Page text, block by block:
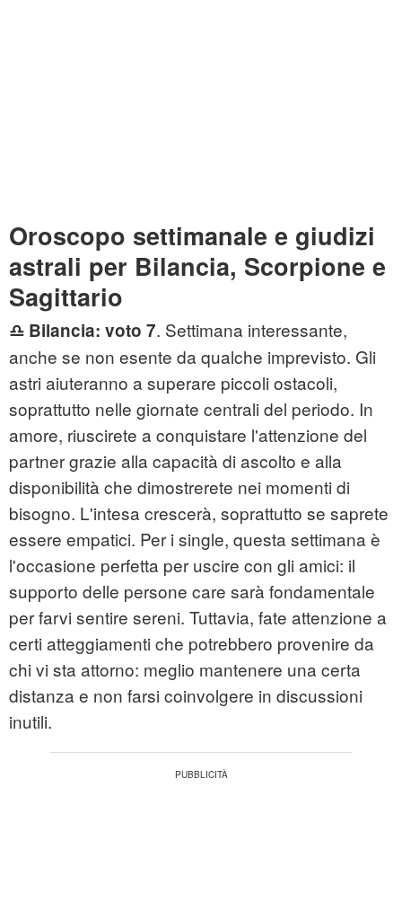
Oroscopo settimanale e giudizi
astrali per Bilancia, Scorpione e
Sagittario
♎ Bilancia: voto 7. Settimana interessante,
anche se non esente da qualche imprevisto. Gli
astri aiuteranno a superare piccoli ostacoli,
soprattutto nelle giornate centrali del periodo. In
amore, riuscirete a conquistare l'attenzione del
partner grazie alla capacità di ascolto e alla
disponibilità che dimostrerete nei momenti di
bisogno. L'intesa crescerà, soprattutto se saprete
essere empatici. Per i single, questa settimana è
l'occasione perfetta per uscire con gli amici: il
supporto delle persone care sarà fondamentale
per farvi sentire sereni. Tuttavia, fate attenzione a
certi atteggiamenti che potrebbero provenire da
chi vi sta attorno: meglio mantenere una certa
distanza e non farsi coinvolgere in discussioni
inutili.